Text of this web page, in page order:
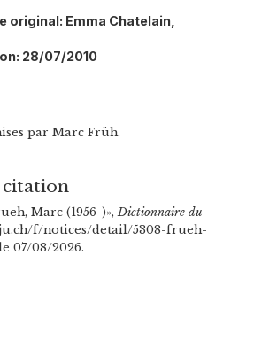
original: Emma Chatelain,
28/07/2010
par Marc Früh.
citation
Marc (1956-)», Dictionnaire du
f/notices/detail/5308-frueh-
07/08/2026.